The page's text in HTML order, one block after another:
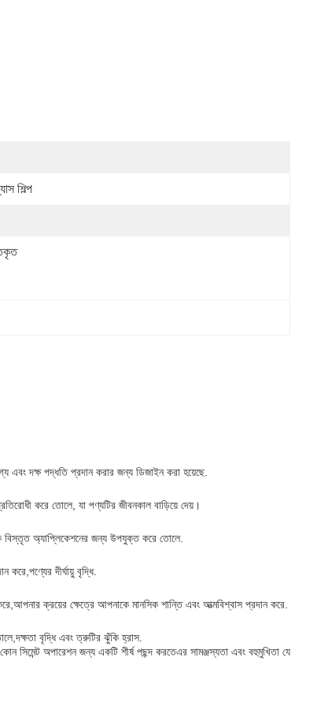
শিল্প
এবং দক্ষ পদ্ধতি প্রদান করার জন্য ডিজাইন করা হয়েছে.
করে তোলে, যা পণ্যটির জীবনকাল বাড়িয়ে দেয়।
বিস্তৃত অ্যাপ্লিকেশনের জন্য উপযুক্ত করে তোলে.
দীর্ঘায়ু বৃদ্ধি.
ক্রয়ের ক্ষেত্রে আপনাকে মানসিক শান্তি এবং আত্মবিশ্বাস প্রদান করে.
বৃদ্ধি এবং ত্রুটির ঝুঁকি হ্রাস.
সিমেন্ট অপারেশন জন্য একটি শীর্ষ পছন্দ করতেএর সামঞ্জস্যতা এবং বহুমুখিতা যে